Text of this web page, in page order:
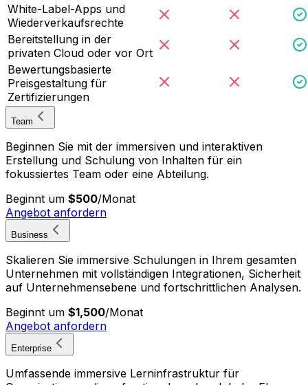
White-Label-Apps und
Wiederverkaufsrechte
Bereitstellung in der
privaten Cloud oder vor Ort
Bewertungsbasierte
Preisgestaltung für
Zertifizierungen
Team
Beginnen Sie mit der immersiven und interaktiven
Erstellung und Schulung von Inhalten für ein
fokussiertes Team oder eine Abteilung.
Beginnt um $500/Monat
Angebot anfordern
Business
Skalieren Sie immersive Schulungen in Ihrem gesamten
Unternehmen mit vollständigen Integrationen, Sicherheit
auf Unternehmensebene und fortschrittlichen Analysen.
Beginnt um $1,500/Monat
Angebot anfordern
Enterprise
Umfassende immersive Lerninfrastruktur für